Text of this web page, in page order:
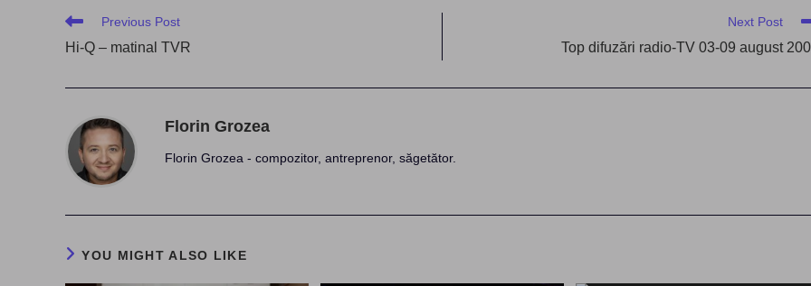
Read
articles
Previous Post
Hi-Q – matinal TVR
Next Post
Top difuzări radio-TV 03-09 august
Florin Grozea
Florin Grozea - compozitor, antreprenor, săgetător.
YOU MIGHT ALSO LIKE